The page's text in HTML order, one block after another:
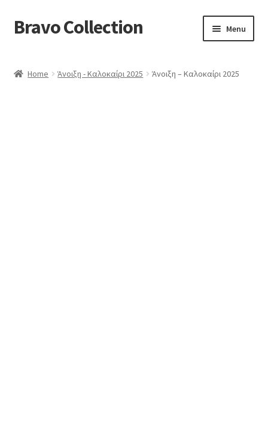
Skip
to
Skip
to
Bravo Collection Menu
COLLECTIONS
Expand
Home Άνοιξη - Καλοκαίρι 2025 Άνοιξη – Καλοκαίρι 2025